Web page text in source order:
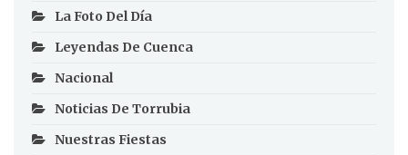
La Foto Del Día
Leyendas De Cuenca
Nacional
Noticias De Torrubia
Nuestras Fiestas